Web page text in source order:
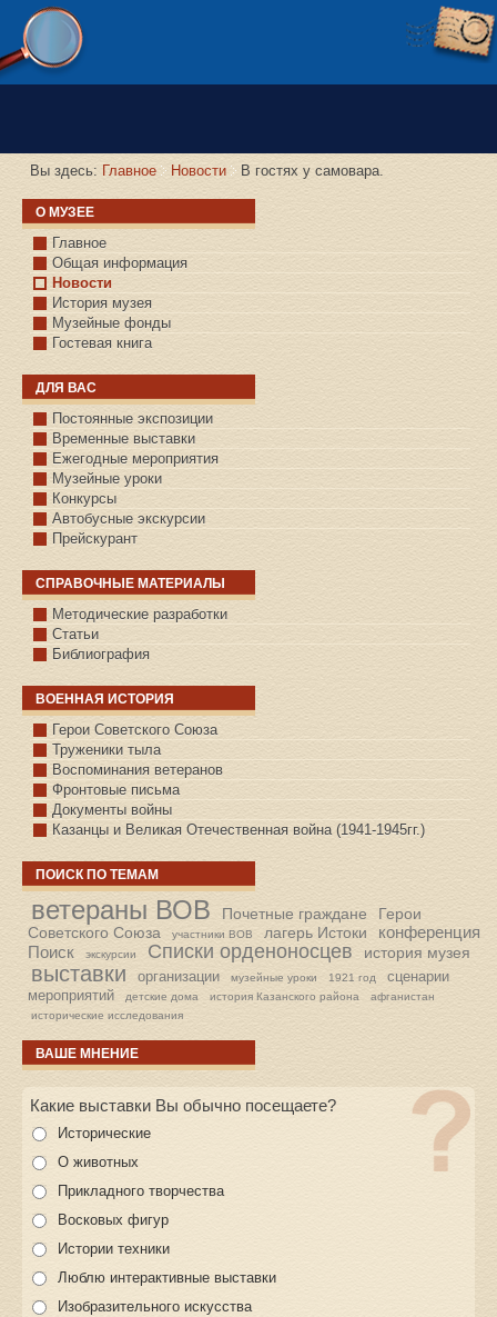
Версия сайта для слабовидящих
Вы здесь: Главное Новости В гостях у самовара.
О МУЗЕЕ
Главное
Общая информация
Новости
История музея
Музейные фонды
Гостевая книга
ДЛЯ ВАС
Постоянные экспозиции
Временные выставки
Ежегодные мероприятия
Музейные уроки
Конкурсы
Автобусные экскурсии
Прейскурант
СПРАВОЧНЫЕ МАТЕРИАЛЫ
Методические разработки
Статьи
Библиография
ВОЕННАЯ ИСТОРИЯ
С.КАЗАНСКОЕ
Герои Советского Союза
Труженики тыла
Воспоминания ветеранов
Фронтовые письма
Документы войны
Казанцы и Великая Отечественная война (1941-1945гг.)
ПОИСК ПО ТЕМАМ
ветераны ВОВ Почетные граждане
Герои
Советского Союза
участники ВОВ лагерь Истоки
конференция
Поиск
экскурсии Списки орденоносцев история музея
выставки организации музейные уроки 1921 год
сценарии
мероприятий
детские дома история Казанского района
афганистан
исторические исследования
ВАШЕ МНЕНИЕ
Какие выставки Вы обычно посещаете?
Исторические
О животных
Прикладного творчества
Восковых фигур
Истории техники
Люблю интерактивные выставки
Изобразительного искусства